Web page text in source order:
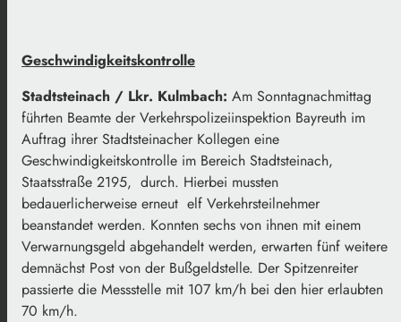
Geschwindigkeitskontrolle
Stadtsteinach / Lkr. Kulmbach: Am Sonntagnachmittag
führten Beamte der Verkehrspolizeiinspektion Bayreuth im
Auftrag ihrer Stadtsteinacher Kollegen eine
Geschwindigkeitskontrolle im Bereich Stadtsteinach,
Staatsstraße 2195, durch. Hierbei mussten
bedauerlicherweise erneut elf Verkehrsteilnehmer
beanstandet werden. Konnten sechs von ihnen mit einem
Verwarnungsgeld abgehandelt werden, erwarten fünf weitere
demnächst Post von der Bußgeldstelle. Der Spitzenreiter
passierte die Messstelle mit 107 km/h bei den hier erlaubten
70 km/h.